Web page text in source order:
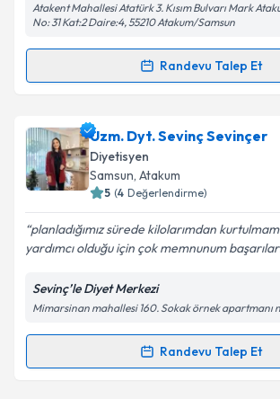
Kişisel verilerimin işlenmesine
'ni okudum ve kişisel
kapsamda işlenmesini kabul
Takvim Talebini
Atakent Mahallesi Atatürk 3. Kısım Bulvarı Mark
No: 31 Kat:2 Daire:4, 55210 Atakum/Samsun
Randevu Talep Et
Randevu Takvimi Talebi
Dyt. Zahide Sena Karahaniçin
talebi oluşturun. Size bu uzmandan
için bir takvim hazırlandığında e-posta
bilgilendireceğiz.
E-posta Adresiniz
Kişisel verilerimin işlenmesine
Metni'ni okudum ve kişisel
kapsamda işlenmesini kabul
Uzm. Dyt. Sevinç Sevinçer
Diyetisyen
Samsun, Atakum
5 (4 Değerlendirme)
planladığımız sürede kilolarımdan
yardımcı olduğu için çok memnunum
Sevinç’le Diyet Merkezi
Mimarsinan mahallesi 160. Sokak örnek apartmanı
Randevu Talep Et
Randevu Takvimi Talebi